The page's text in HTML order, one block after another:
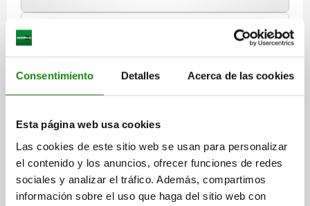
Consentimiento Detalles Acerca de las cookies
Esta página web usa cookies
Las cookies de este sitio web se usan para personalizar
el contenido y los anuncios, ofrecer funciones de redes
sociales y analizar el tráfico. Además, compartimos
información sobre el uso que haga del sitio web con
PIEZA PRESIÓN CON RESORTE FUERZA DEL MUELLE
REFORZAD D=M10 L=19, ACERO INOXIDABLE,
COMP:PERNO DE ACERO INOX.